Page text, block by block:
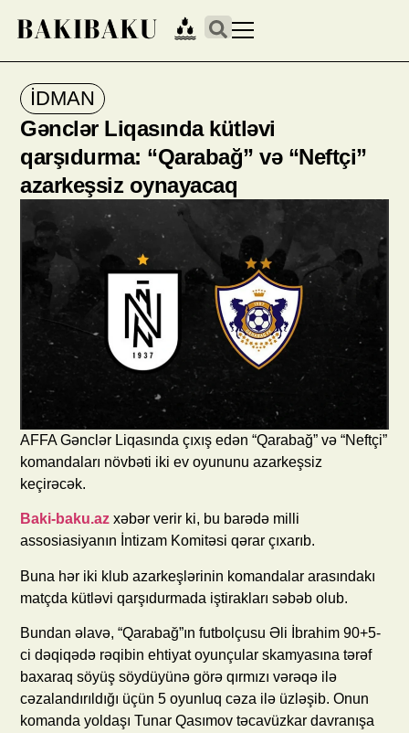
İDMAN
Gənclər Liqasında kütləvi
qarşıdurma: “Qarabağ” və “Neftçi”
azarkeşsiz oynayacaq
AFFA Gənclər Liqasında çıxış edən “Qarabağ” və “Neftçi”
komandaları növbəti iki ev oyununu azarkeşsiz
keçirəcək.
Baki-baku.az xəbər verir ki, bu barədə milli
assosiasiyanın İntizam Komitəsi qərar çıxarıb.
Buna hər iki klub azarkeşlərinin komandalar arasındakı
matçda kütləvi qarşıdurmada iştirakları səbəb olub.
Bundan əlavə, “Qarabağ”ın futbolçusu Əli İbrahim 90+5-
ci dəqiqədə rəqibin ehtiyat oyunçular skamyasına tərəf
baxaraq söyüş söydüyünə görə qırmızı vərəqə ilə
cəzalandırıldığı üçün 5 oyunluq cəza ilə üzləşib. Onun
komanda yoldaşı Tunar Qasımov təcavüzkar davranışa